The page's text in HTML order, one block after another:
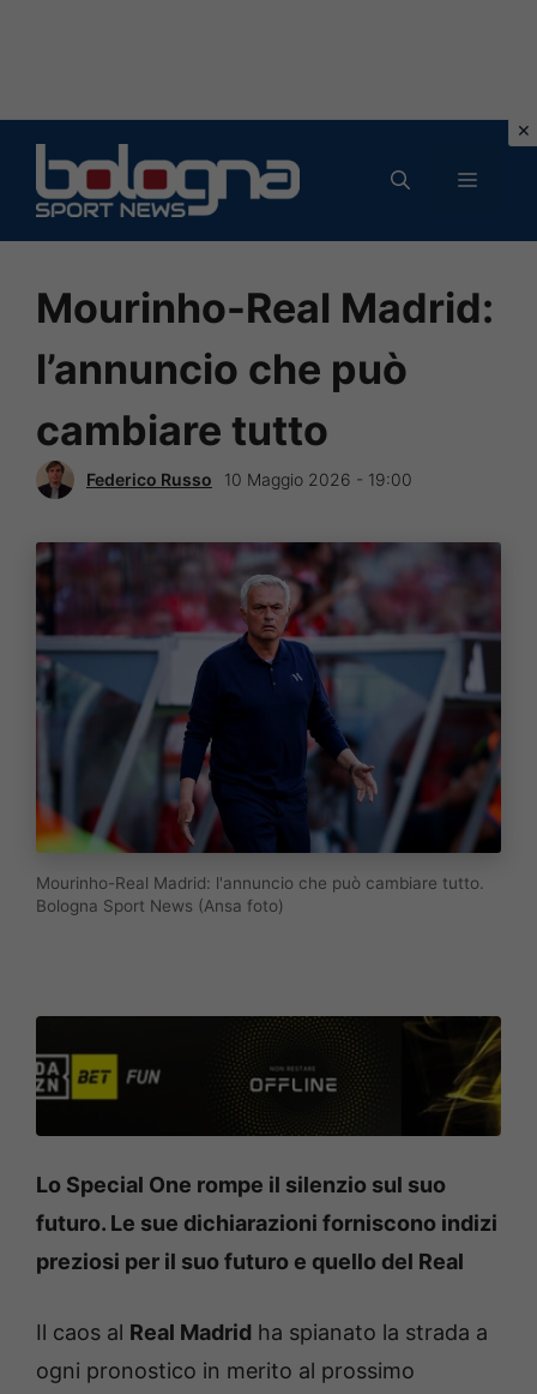
contenuto
MENU
Mourinho-Real Madrid:
l’annuncio che può
cambiare tutto
Federico Russo 10 Maggio 2026 - 19:00
Mourinho-Real Madrid: l'annuncio che può cambiare tutto.
Bologna Sport News (Ansa foto)
Lo Special One rompe il silenzio sul suo
futuro. Le sue dichiarazioni forniscono indizi
preziosi per il suo futuro e quello del Real
Il caos al Real Madrid ha spianato la strada a
ogni pronostico in merito al prossimo